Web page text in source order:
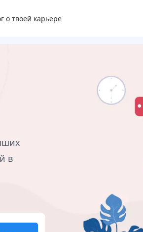
о твоей карьере
в